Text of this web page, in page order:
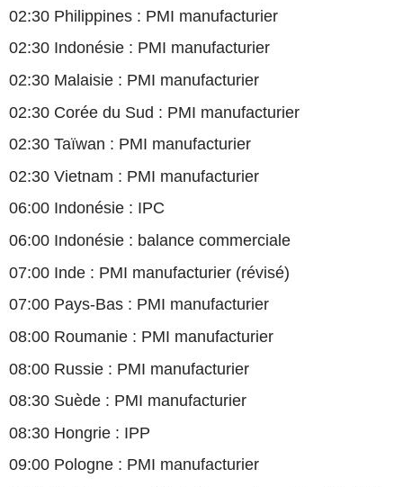
02:30 Philippines : PMI manufacturier
02:30 Indonésie : PMI manufacturier
02:30 Malaisie : PMI manufacturier
02:30 Corée du Sud : PMI manufacturier
02:30 Taïwan : PMI manufacturier
02:30 Vietnam : PMI manufacturier
06:00 Indonésie : IPC
06:00 Indonésie : balance commerciale
07:00 Inde : PMI manufacturier (révisé)
07:00 Pays-Bas : PMI manufacturier
08:00 Roumanie : PMI manufacturier
08:00 Russie : PMI manufacturier
08:30 Suède : PMI manufacturier
08:30 Hongrie : IPP
09:00 Pologne : PMI manufacturier